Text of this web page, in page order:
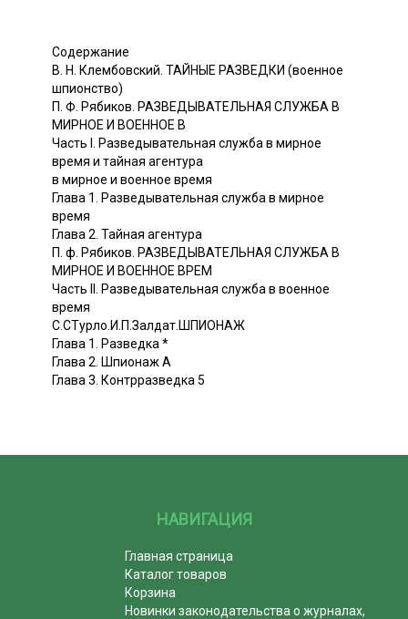
Содержание
В. Н. Клембовский. ТАЙНЫЕ РАЗВЕДКИ (военное
шпионство)
П. Ф. Рябиков. РАЗВЕДЫВАТЕЛЬНАЯ СЛУЖБА В
МИРНОЕ И ВОЕННОЕ В
Часть I. Разведывательная служба в мирное
время и тайная агентура
в мирное и военное время
Глава 1. Разведывательная служба в мирное
время
Глава 2. Тайная агентура
П. ф. Рябиков. РАЗВЕДЫВАТЕЛЬНАЯ СЛУЖБА В
МИРНОЕ И ВОЕННОЕ ВРЕМ
Часть II. Разведывательная служба в военное
время
С.СТурло.И.П.Залдат.ШПИОНАЖ
Глава 1. Разведка *
Глава 2. Шпионаж А
Глава 3. Контрразведка 5
НАВИГАЦИЯ
Главная страница
Каталог товаров
Корзина
Новинки законодательства о журналах,